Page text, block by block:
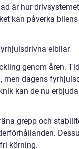
är hur drivsystemet
kan påverka
elbilar
genom åren.
men dagens
kan de nu
grepp och
körning.